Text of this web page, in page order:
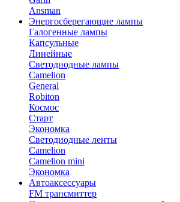
Ansman
Энергосберегающие лампы
Галогенные лампы
Капсульные
Линейные
Светодиодные лампы
Camelion
General
Robiton
Космос
Старт
Экономка
Светодиодные ленты
Camelion
Camelion mini
Экономка
Автоаксессуары
FM трансмиттер